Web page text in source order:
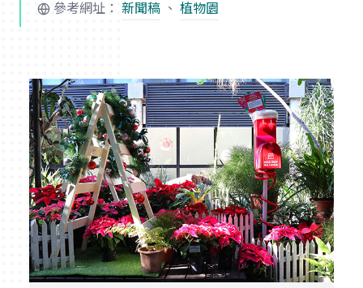
參考網址： 新聞稿 、 植物園